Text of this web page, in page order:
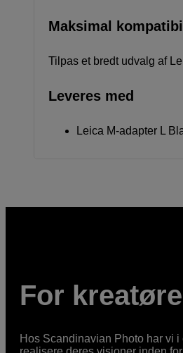
Maksimal
Tilpas et bredt udvalg af
Leveres med
Leica M-adapter L
For
Hos Scandinavian Photo har vi